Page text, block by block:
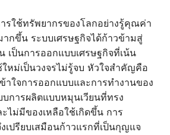
รใช้ทรัพยากรของโลกอย่างรู้คุณค่า
ากขึ้น ระบบเศรษฐกิจได้ก้าวข้ามสู่
เป็นการออกแบบเศรษฐกิจที่เน้น
หม่เป็นวงจรไม่รู้จบ หัวใจสำคัญคือ
าใจการออกแบบและการทำงานของ
บการผลิตแบบหมุนเวียนที่ทรง
ไม่มีของเหลือใช้เกิดขึ้น การ
เปรียบเสมือนก้าวแรกที่เป็นกุญแจ